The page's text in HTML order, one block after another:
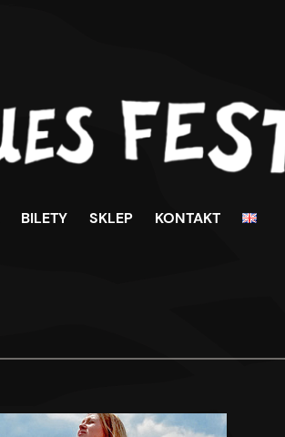
BILETY SKLEP KONTAKT